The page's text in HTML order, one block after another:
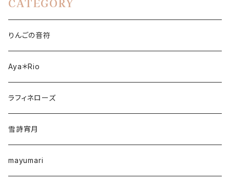
りんごの音符
Aya＊Rio
ラフィネローズ
雪詩宵月
mayumari